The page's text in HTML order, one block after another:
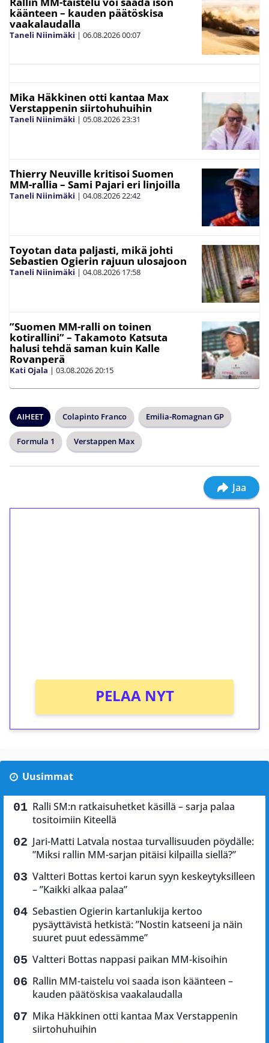
käänteen – kauden päätöskisa
vaakalaudalla
Taneli Niinimäki | 06.08.202600:07
Mika Häkkinen otti kantaa Max
Verstappenin siirtohuhuihin
Taneli Niinimäki | 05.08.202623:31
Thierry Neuville kritisoi Suomen
MM-rallia – Sami Pajari eri linjoilla
Taneli Niinimäki | 04.08.202622:42
Toyotan data paljasti, mikä johti
Sebastien Ogierin rajuun ulosajoon
Taneli Niinimäki | 04.08.2026 17:58
”Suomen MM-ralli on toinen
kotirallini” – Takamoto Katsuta
halusi tehdä saman kuin Kalle
Rovanperä
Kati Ojala | 03.08.202620:15
AIHEET Colapinto Franco Emilia-Romagnan GP
Formula 1 Verstappen Max
Jaa
PELAA NYT
Uusimmat
Ralli SM:n ratkaisuhetket käsillä – sarja palaa
tositoimiin Kiteellä
Jari-Matti Latvala nostaa turvallisuuden pöydälle:
”Miksi rallin MM-sarjan pitäisi kilpailla siellä?”
Valtteri Bottas kertoi karun syyn keskeytyksilleen
– ”Kaikki alkaa palaa”
Sebastien Ogierin kartanlukija kertoo
pysäyttävistä hetkistä: ”Nostin katseeni ja näin
suuret puut edessämme”
Valtteri Bottas nappasi paikan MM-kisoihin
Rallin MM-taistelu voi saada ison käänteen –
kauden päätöskisa vaakalaudalla
Mika Häkkinen otti kantaa Max Verstappenin
siirtohuhuihin